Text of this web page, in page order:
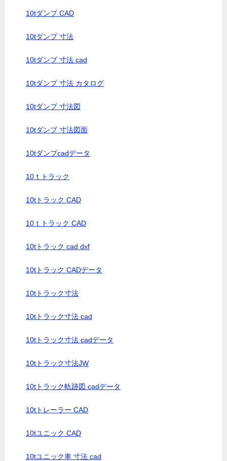
10tダンプ CAD
10tダンプ 寸法
10tダンプ 寸法 cad
10tダンプ 寸法 カタログ
10tダンプ 寸法図
10tダンプ 寸法図面
10tダンプcadデータ
10ｔトラック
10tトラック CAD
10ｔトラック CAD
10tトラック cad dxf
10tトラック CADデータ
10tトラック寸法
10tトラック寸法 cad
10tトラック寸法 cadデータ
10tトラック寸法JW
10tトラック軌跡図 cadデータ
10tトレーラー CAD
10tユニック CAD
10tユニック車 寸法 cad